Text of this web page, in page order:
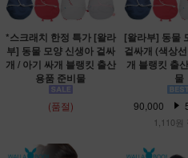
*스크래치 한정 특가 [왈라
부] 동물 모양 신생아 겉싸
개 / 아기 싸개 블랭킷 출산
용품 준비물
(품절)
[왈라부] 동물
겉싸개 (색상
개 블랭킷 출
물
90,000
1,110원